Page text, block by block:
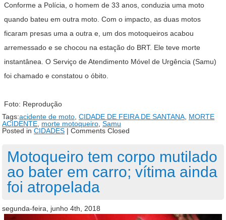
Conforme a Polícia, o homem de 33 anos, conduzia uma moto
quando bateu em outra moto. Com o impacto, as duas motos
ficaram presas uma a outra e, um dos motoqueiros acabou
arremessado e se chocou na estação do BRT. Ele teve morte
instantânea. O Serviço de Atendimento Móvel de Urgência (Samu)
foi chamado e constatou o óbito.
Foto: Reprodução
Tags:acidente de moto CIDADE DE FEIRA DE SANTANA MORTE
ACIDENTE morte motoqueiro Samu
Posted in CIDADES | Comments Closed
Motoqueiro tem corpo mutilado
ao bater em carro; vítima ainda
foi atropelada
segunda-feira, junho 4th, 2018